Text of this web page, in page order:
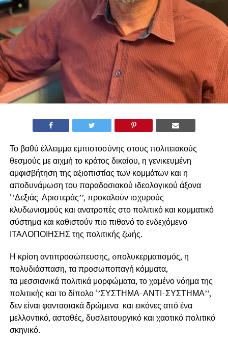
Το βαθύ έλλειμμα εμπιστοσύνης στους πολιτειακούς
θεσμούς με αιχμή το κράτος δικαίου, η γενικευμένη
αμφισβήτηση της αξιοπιστίας των κομμάτων και η
αποδυνάμωση του παραδοσιακού ιδεολογικού άξονα
‘’Δεξιάς-Αριστεράς’’, προκαλούν ισχυρούς
κλυδωνισμούς και ανατροπές στο πολιτικό και κομματικό
σύστημα και καθιστούν πιο πιθανό το ενδεχόμενο
ΙΤΑΛΟΠΟΙΗΣΗΣ της πολιτικής ζωής.
Η κρίση αντιπροσώπευσης, oπολυκερματισμός, η
πολυδιάσπαση, τα προσωποπαγή κόμματα,
τα μεσσιανικά πολιτικά μορφώματα, το χαμένο νόημα της
πολιτικής και το δίπολο ‘’ΣΥΣΤΗΜΑ-ΑΝΤΙ-ΣΥΣΤΗΜΑ’’,
δεν είναι φαντασιακά δρώμενα και εικόνες από ένα
μελλοντικό, ασταθές, δυσλειτουργικό και χαοτικό πολιτικό
σκηνικό.